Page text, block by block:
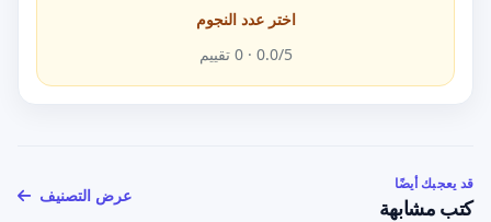
اختر عدد النجوم
0.0/5 ·
0 تقييم
قد يعجبك أيضًا
كتب مشابهة
عرض التصنيف